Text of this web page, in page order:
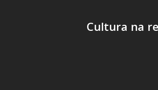
Cultura na